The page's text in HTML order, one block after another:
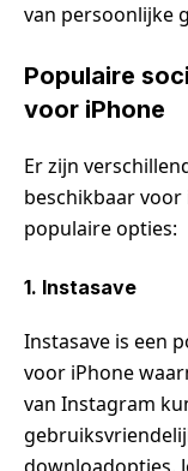
van persoonlijke
Populaire
voor iPhone
Er zijn
beschikbaar
populaire opties:
1. Instasave
Instasave is een
voor iPhone
van Instagram